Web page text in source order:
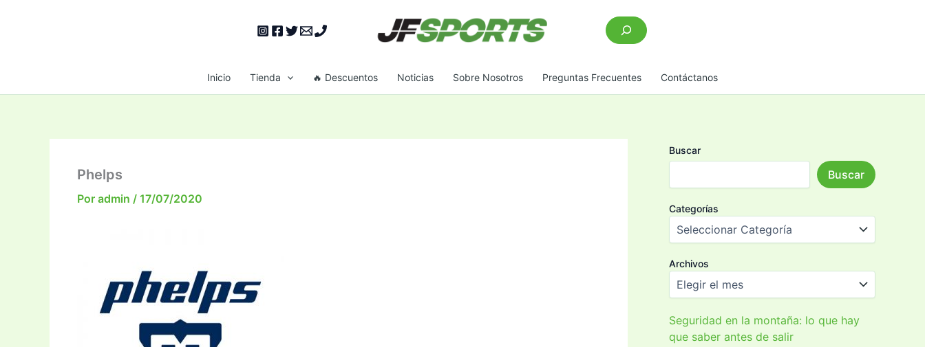
Buscar
Inicio Tienda 🔥 Descuentos Noticias Sobre Nosotros Preguntas Frecuentes Contáctanos
Phelps
Por admin / 17/07/2020
Buscar
Buscar
Categorías
Archivos
Seguridad en la montaña: lo que hay
que saber antes de salir